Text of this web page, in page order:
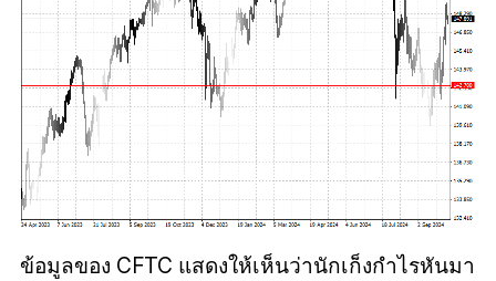
ข้อมูลของ CFTC แสดงให้เห็นว่านักเก็งกำไรหันมา